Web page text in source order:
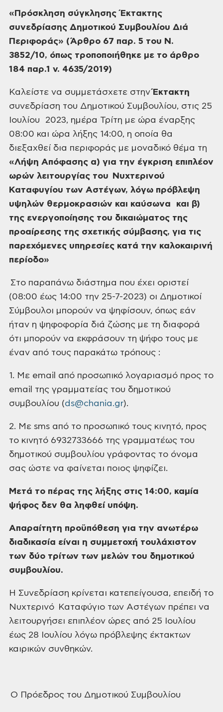
«Πρόσκληση σύγκλησης Έκτακτης
συνεδρίασης Δημοτικού Συμβουλίου Διά
Περιφοράς» (Άρθρο 67 παρ. 5 του Ν.
3852/10, όπως τροποποιήθηκε με το άρθρο
184 παρ.1 ν. 4635/2019)
Καλείστε να συμμετάσχετε στηνΈκτακτη
συνεδρίαση του Δημοτικού Συμβουλίου, στις 25
Ιουλίου 2023, ημέρα Τρίτη με ώρα έναρξης
08:00 και ώρα λήξης 14:00, η οποία θα
διεξαχθεί δια περιφοράς με μοναδικό θέμα τη
«Λήψη Απόφασης α) για την έγκριση επιπλέον
ωρών λειτουργίας του Νυχτερινού
Καταφυγίου των Αστέγων, λόγω πρόβλεψη
υψηλών θερμοκρασιών και καύσωνα και β)
της ενεργοποίησης του δικαιώματος της
προαίρεσης της σχετικής σύμβασης, για τις
παρεχόμενες υπηρεσίες κατά την καλοκαιρινή
περίοδο»
Στο παραπάνω διάστημα που έχει οριστεί
(08:00 έως 14:00 την 25-7-2023) οι Δημοτικοί
Σύμβουλοι μπορούν να ψηφίσουν, όπως εάν
ήταν η ψηφοφορία διά ζώσης με τη διαφορά
ότι μπορούν να εκφράσουν τη ψήφο τους με
έναν από τους παρακάτω τρόπους :
1. Με email
από προσωπικό λογαριασμό προς το
email της γραμματείας του δημοτικού
συμβουλίου (ds@chania.gr).
2. Με sms από το προσωπικό τους κινητό, προς
το κινητό 6932733666 της γραμματέως του
δημοτικού συμβουλίου γράφοντας το όνομα
σας ώστε να φαίνεται ποιος ψηφίζει.
Μετά το πέρας της λήξης στις 14:00, καμία
ψήφος δεν θα ληφθεί υπόψη.
Απαραίτητη προϋπόθεση για την ανωτέρω
διαδικασία είναι η συμμετοχή τουλάχιστον
των δύο τρίτων των μελών του δημοτικού
συμβουλίου.
Η Συνεδρίαση κρίνεται κατεπείγουσα, επειδή το
Νυχτερινό Καταφύγιο των Αστέγων πρέπει να
λειτουργήσει επιπλέον ώρες από 25 Ιουλίου
έως 28 Ιουλίου λόγω πρόβλεψης έκτακτων
καιρικών συνθηκών.
Ο Πρόεδρος του Δημοτικού Συμβουλίου